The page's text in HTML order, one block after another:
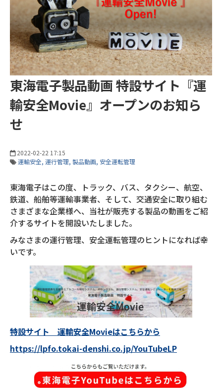
東海電子製品動画 特設サイト『運
輸安全Movie』オープンのお知ら
せ
2022-02-22 17:15
運輸安全 運行管理 製品動画 安全運転管理
東海電子はこの度、トラック、バス、タクシー、航空、
鉄道、船舶等運輸事業者、そして、交通安全に取り組む
さまざまな企業様へ、当社が販売する製品の動画をご紹
介するサイトを開設いたしました。
みなさまの運行管理、安全運転管理のヒントになれば幸
いです。
特設サイト 運輸安全Movieはこちらから
https://lpfo.tokai-denshi.co.jp/YouTubeLP